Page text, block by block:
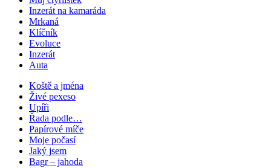
Inzerát na kamaráda
Mrkaná
Klíčník
Evoluce
Inzerát
Auta
Koště a jména
Živé pexeso
Upíři
Řada podle…
Papírové míče
Moje počasí
Jaký jsem
Bagr – jahoda